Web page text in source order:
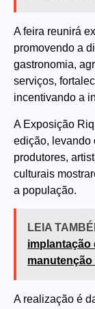
A feira reunirá
promovendo a
gastronomia,
serviços,
incentivando a
A Exposição
edição, levando
produtores,
culturais
a população.
LEIA
implantação
A realização é